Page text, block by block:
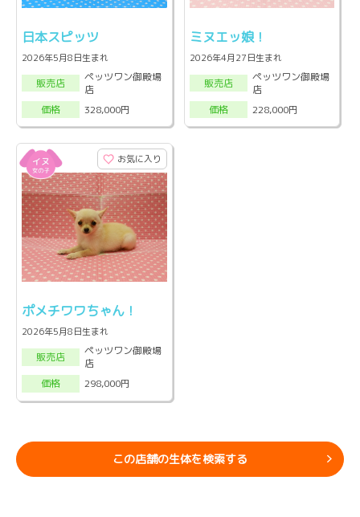
日本スピッツ
2026年5月8日生まれ
販売店
ペッツワン御殿場
店
価格
328,000円
ミヌエッ娘！
2026年4月27日生まれ
販売店
ペッツワン御殿場
店
価格
228,000円
お気に入り
ポメチワワちゃん！
2026年5月8日生まれ
販売店
ペッツワン御殿場
店
価格
298,000円
この店舗の生体を検索する